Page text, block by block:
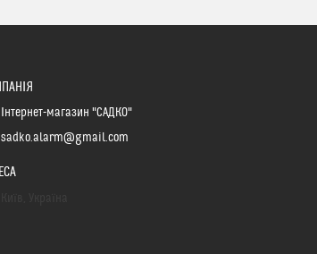
Інтернет-магазин "САДКО"
sadko.alarm@gmail.com